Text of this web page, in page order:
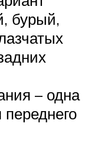
бурый,
– одна